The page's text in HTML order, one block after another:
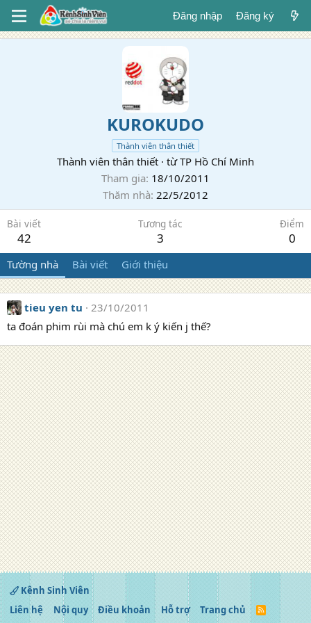
Đăng nhập Đăng ký
KUROKUDO
Thành viên thân thiết
Thành viên thân thiết · từTP Hồ Chí Minh
Tham gia 18/10/2011
Thăm nhà 22/5/2012
Bài viết
42
Tương tác
3
Điểm
0
Tường nhà Bài viết Giới thiệu
tieu yen tu
23/10/2011
ta đoán phim rùi mà chú em k ý kiến j thế?
Kênh Sinh Viên
Liên hệ
Nội quy Điều khoản Hỗ trợ Trang chủ
R